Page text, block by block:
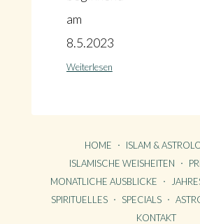
am
8.5.2023
Weiterlesen
HOME
ISLAM &
ISLAMISCHE WEISHEITEN
MONATLICHE AUSBLICKE
SPIRITUELLES
SPECIALS
KONTAKT